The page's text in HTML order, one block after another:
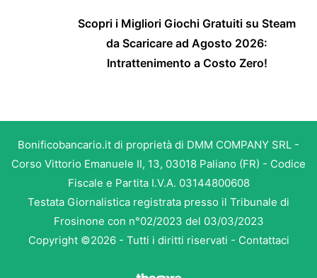
Scopri i Migliori Giochi Gratuiti su Steam
da Scaricare ad Agosto 2026:
Intrattenimento a Costo Zero!
Bonificobancario.it di proprietà di DMM COMPANY SRL -
Corso Vittorio Emanuele II, 13, 03018 Paliano (FR) - Codice
Fiscale e Partita I.V.A. 03144800608
Testata Giornalistica registrata presso il Tribunale di
Frosinone con n°02/2023 del 03/03/2023
Copyright ©2026 - Tutti i diritti riservati - Contattaci